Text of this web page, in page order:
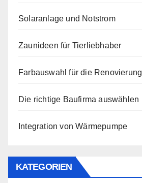
Solaranlage und Notstrom
Zaunideen für Tierliebhaber
Farbauswahl für die Renovierung
Die richtige Baufirma auswählen
Integration von Wärmepumpe
KATEGORIEN